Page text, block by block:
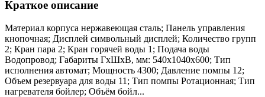
Краткое описание
Материал корпуса нержавеющая сталь; Панель управления
кнопочная; Дисплей символьный дисплей; Количество групп
2; Кран пара 2; Кран горячей воды 1; Подача воды
Водопровод; Габариты ГхШхВ, мм: 540х1040х600; Тип
исполнения автомат; Мощность 4300; Давление помпы 12;
Объем резервуара для воды 11; Тип помпы Ротационная; Тип
нагревателя бойлер; Объём бойл...